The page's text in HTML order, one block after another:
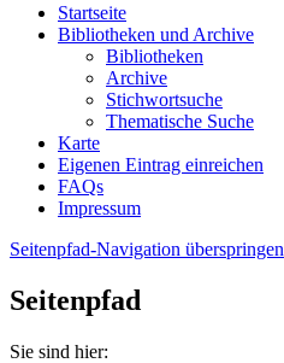
Startseite
Bibliotheken und Archive
Bibliotheken
Archive
Stichwortsuche
Thematische Suche
Karte
Eigenen Eintrag einreichen
FAQs
Impressum
Seitenpfad-Navigation überspringen
Seitenpfad
Sie sind hier: